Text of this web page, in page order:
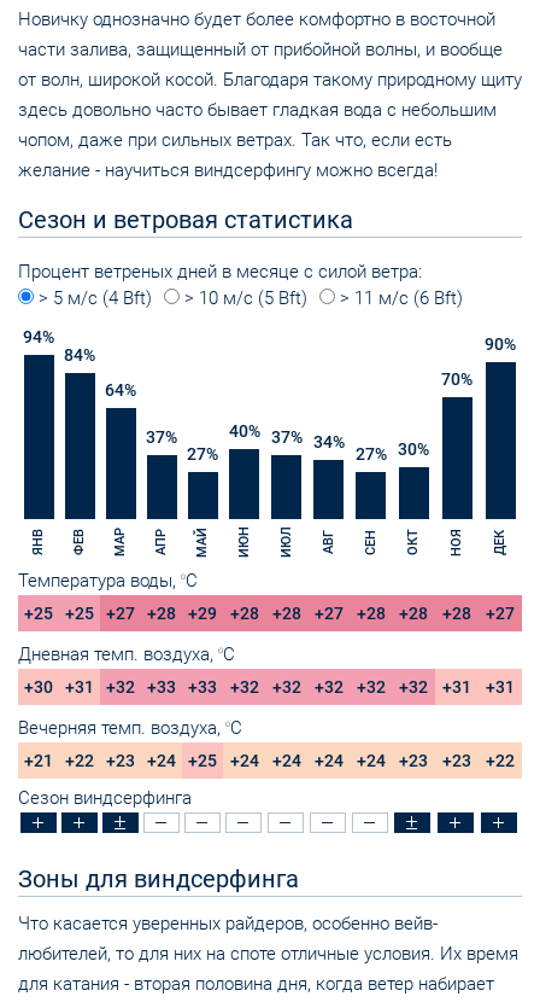
Новичку однозначно будет более комфортно в восточной
части залива, защищенный от прибойной волны, и вообще
от волн, широкой косой. Благодаря такому природному щиту
здесь довольно часто бывает гладкая вода с небольшим
чопом, даже при сильных ветрах. Так что, если есть
желание - научиться виндсерфингу можно всегда!
Сезон и ветровая статистика
Процент ветреных дней в месяце с силой ветра:
> 5 м/с (4 Bft)
> 10 м/с (5 Bft) > 11 м/с (6 Bft)
94%
ЯНВ
84%
ФЕВ
64%
МАР
37%
АПР
27%
МАЙ
40%
ИЮН
37%
ИЮЛ
34%
АВГ
27%
СЕН
30%
ОКТ
70%
НОЯ
90%
ДЕК
Температура воды, OC
+25 +25 +27 +28 +29 +28 +28 +27 +28 +28 +28 +27
Дневная темп. воздуха, OC
+30 +31 +32 +33 +33 +32 +32 +32 +32 +32 +31 +31
Вечерняя темп. воздуха, OC
+21 +22 +23 +24 +25 +24 +24 +24 +24 +23 +23 +22
Сезон виндсерфинга
Зоны для виндсерфинга
Что касается уверенных райдеров, особенно вейв-
любителей, то для них на споте отличные условия. Их время
для катания - вторая половина дня, когда ветер набирает